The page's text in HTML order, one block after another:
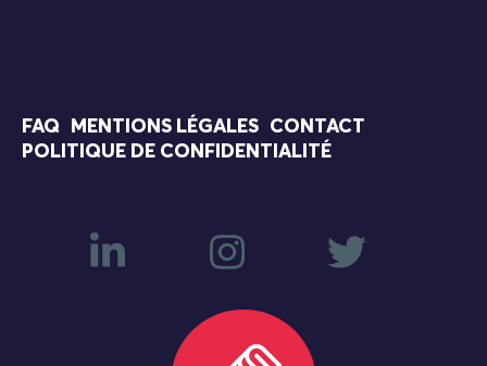
FAQ MENTIONS LÉGALES
CONTACT
POLITIQUE DE CONFIDENTIALITÉ